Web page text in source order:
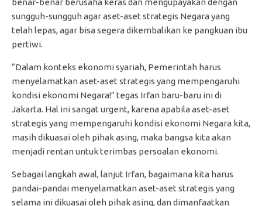
benar-benar berusaha keras dan mengupayakan dengan
sungguh-sungguh agar aset-aset strategis Negara yang
telah lepas, agar bisa segera dikembalikan ke pangkuan ibu
pertiwi.
“Dalam konteks ekonomi syariah, Pemerintah harus
menyelamatkan aset-aset strategis yang mempengaruhi
kondisi ekonomi Negara!” tegas Irfan baru-baru ini di
Jakarta. Hal ini sangat urgent, karena apabila aset-aset
strategis yang mempengaruhi kondisi ekonomi Negara kita,
masih dikuasai oleh pihak asing, maka bangsa kita akan
menjadi rentan untuk terimbas persoalan ekonomi.
Sebagai langkah awal, lanjut Irfan, bagaimana kita harus
pandai-pandai menyelamatkan aset-aset strategis yang
selama ini dikuasai oleh pihak asing, dan dimanfaatkan